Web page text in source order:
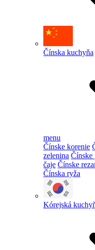
Čínska kuchyňa
menu
Čínske korenie
zelenina Čínske
čaje Čínske
Čínska ryža
Kórejská